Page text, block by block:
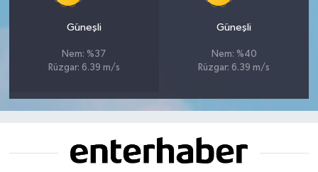
Güneşli
Nem: %37
Rüzgar: 6.39 m/s
Güneşli
Nem: %40
Rüzgar: 6.39 m/s